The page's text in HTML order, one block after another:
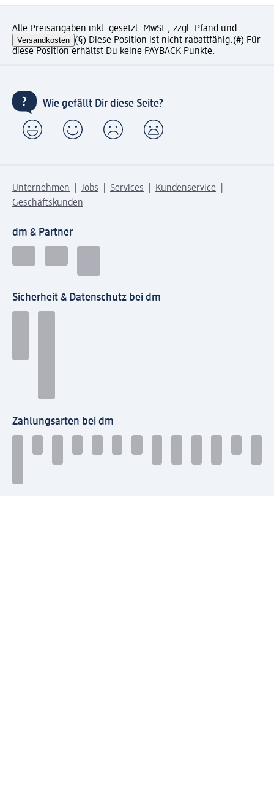
Alle Preisangaben inkl. gesetzl. MwSt., zzgl. Pfand und
Versandkosten (§) Diese Position ist nicht rabattfähig.(#) Für
diese Position erhältst Du keine PAYBACK Punkte.
Wie gefällt Dir diese Seite?
Unternehmen Jobs Services
Kundenservice
Geschäftskunden
dm & Partner
Sicherheit & Datenschutz bei dm
Zahlungsarten bei dm